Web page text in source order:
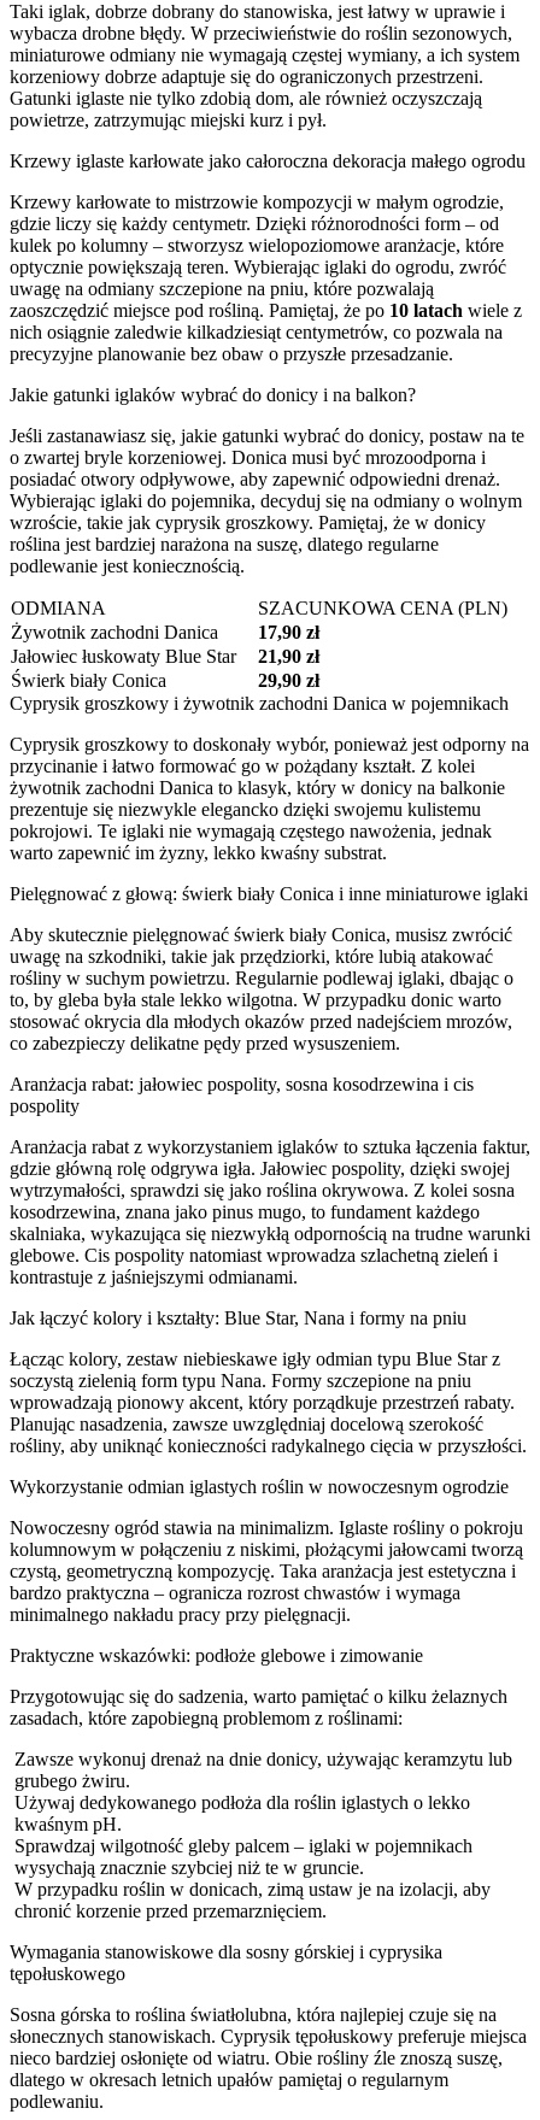
Taki iglak, dobrze dobrany do stanowiska, jest łatwy w uprawie i
wybacza drobne błędy. W przeciwieństwie do roślin sezonowych,
miniaturowe odmiany nie wymagają częstej wymiany, a ich system
korzeniowy dobrze adaptuje się do ograniczonych przestrzeni.
Gatunki iglaste nie tylko zdobią dom, ale również oczyszczają
powietrze, zatrzymując miejski kurz i pył.
Krzewy iglaste karłowate jako całoroczna dekoracja małego ogrodu
Krzewy karłowate to mistrzowie kompozycji w małym ogrodzie,
gdzie liczy się każdy centymetr. Dzięki różnorodności form – od
kulek po kolumny – stworzysz wielopoziomowe aranżacje, które
optycznie powiększają teren. Wybierając iglaki do ogrodu, zwróć
uwagę na odmiany szczepione na pniu, które pozwalają
zaoszczędzić miejsce pod rośliną. Pamiętaj, że po 10 latach wiele z
nich osiągnie zaledwie kilkadziesiąt centymetrów, co pozwala na
precyzyjne planowanie bez obaw o przyszłe przesadzanie.
Jakie gatunki iglaków wybrać do donicy i na balkon?
Jeśli zastanawiasz się, jakie gatunki wybrać do donicy, postaw na te
o zwartej bryle korzeniowej. Donica musi być mrozoodporna i
posiadać otwory odpływowe, aby zapewnić odpowiedni drenaż.
Wybierając iglaki do pojemnika, decyduj się na odmiany o wolnym
wzroście, takie jak cyprysik groszkowy. Pamiętaj, że w donicy
roślina jest bardziej narażona na suszę, dlatego regularne
podlewanie jest koniecznością.
ODMIANA
SZACUNKOWA CENA (PLN)
Żywotnik zachodni Danica
17,90 zł
Jałowiec łuskowaty Blue Star
21,90 zł
Świerk biały Conica
29,90 zł
Cyprysik groszkowy i żywotnik zachodni Danica w pojemnikach
Cyprysik groszkowy to doskonały wybór, ponieważ jest odporny na
przycinanie i łatwo formować go w pożądany kształt. Z kolei
żywotnik zachodni Danica to klasyk, który w donicy na balkonie
prezentuje się niezwykle elegancko dzięki swojemu kulistemu
pokrojowi. Te iglaki nie wymagają częstego nawożenia, jednak
warto zapewnić im żyzny, lekko kwaśny substrat.
Pielęgnować z głową: świerk biały Conica i inne miniaturowe iglaki
Aby skutecznie pielęgnować świerk biały Conica, musisz zwrócić
uwagę na szkodniki, takie jak przędziorki, które lubią atakować
rośliny w suchym powietrzu. Regularnie podlewaj iglaki, dbając o
to, by gleba była stale lekko wilgotna. W przypadku donic warto
stosować okrycia dla młodych okazów przed nadejściem mrozów,
co zabezpieczy delikatne pędy przed wysuszeniem.
Aranżacja rabat: jałowiec pospolity, sosna kosodrzewina i cis
pospolity
Aranżacja rabat z wykorzystaniem iglaków to sztuka łączenia faktur,
gdzie główną rolę odgrywa igła. Jałowiec pospolity, dzięki swojej
wytrzymałości, sprawdzi się jako roślina okrywowa. Z kolei sosna
kosodrzewina, znana jako pinus mugo, to fundament każdego
skalniaka, wykazująca się niezwykłą odpornością na trudne warunki
glebowe. Cis pospolity natomiast wprowadza szlachetną zieleń i
kontrastuje z jaśniejszymi odmianami.
Jak łączyć kolory i kształty: Blue Star, Nana i formy na pniu
Łącząc kolory, zestaw niebieskawe igły odmian typu Blue Star z
soczystą zielenią form typu Nana. Formy szczepione na pniu
wprowadzają pionowy akcent, który porządkuje przestrzeń rabaty.
Planując nasadzenia, zawsze uwzględniaj docelową szerokość
rośliny, aby uniknąć konieczności radykalnego cięcia w przyszłości.
Wykorzystanie odmian iglastych roślin w nowoczesnym ogrodzie
Nowoczesny ogród stawia na minimalizm. Iglaste rośliny o pokroju
kolumnowym w połączeniu z niskimi, płożącymi jałowcami tworzą
czystą, geometryczną kompozycję. Taka aranżacja jest estetyczna i
bardzo praktyczna – ogranicza rozrost chwastów i wymaga
minimalnego nakładu pracy przy pielęgnacji.
Praktyczne wskazówki: podłoże glebowe i zimowanie
Przygotowując się do sadzenia, warto pamiętać o kilku żelaznych
zasadach, które zapobiegną problemom z roślinami:
Zawsze wykonuj drenaż na dnie donicy, używając keramzytu lub
grubego żwiru.
Używaj dedykowanego podłoża dla roślin iglastych o lekko
kwaśnym pH.
Sprawdzaj wilgotność gleby palcem – iglaki w pojemnikach
wysychają znacznie szybciej niż te w gruncie.
W przypadku roślin w donicach, zimą ustaw je na izolacji, aby
chronić korzenie przed przemarznięciem.
Wymagania stanowiskowe dla sosny górskiej i cyprysika
tępołuskowego
Sosna górska to roślina światłolubna, która najlepiej czuje się na
słonecznych stanowiskach. Cyprysik tępołuskowy preferuje miejsca
nieco bardziej osłonięte od wiatru. Obie rośliny źle znoszą suszę,
dlatego w okresach letnich upałów pamiętaj o regularnym
podlewaniu.